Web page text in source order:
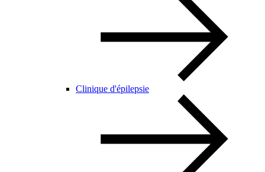
Clinique d'épilepsie